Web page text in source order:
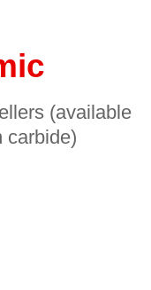
(available
carbide)